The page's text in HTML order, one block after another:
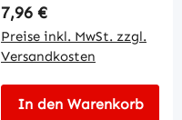
Regulärer Preis:
7,96 €
Preise inkl. MwSt. zzgl.
Versandkosten
In den Warenkorb